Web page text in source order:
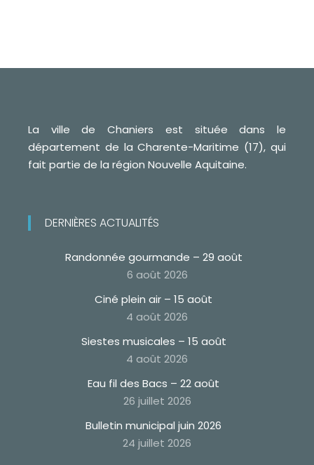
La ville de Chaniers est située dans le
département de la Charente-Maritime (17), qui
fait partie de la région Nouvelle Aquitaine.
DERNIÈRES ACTUALITÉS
Randonnée gourmande – 29 août
6 août 2026
Ciné plein air – 15 août
4 août 2026
Siestes musicales – 15 août
4 août 2026
Eau fil des Bacs – 22 août
26 juillet 2026
Bulletin municipal juin 2026
24 juillet 2026